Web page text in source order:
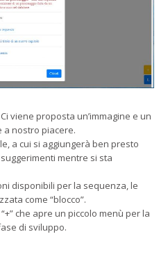
viene proposta un’immagine e un
a nostro piacere.
a cui si aggiungerà ben presto
mentre si sta
disponibili per la sequenza, le
come “blocco”.
che apre un piccolo menù per la
di sviluppo.